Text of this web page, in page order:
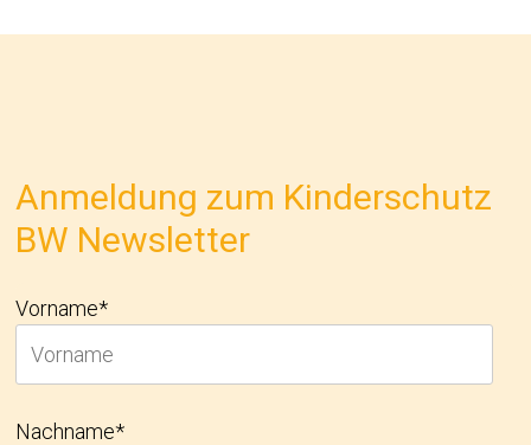
Anmeldung zum Kinderschutz
BW Newsletter
Vorname*
Nachname*